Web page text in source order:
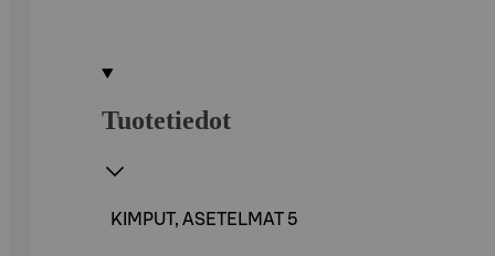
Tuotetiedot
KIMPUT, ASETELMAT 5